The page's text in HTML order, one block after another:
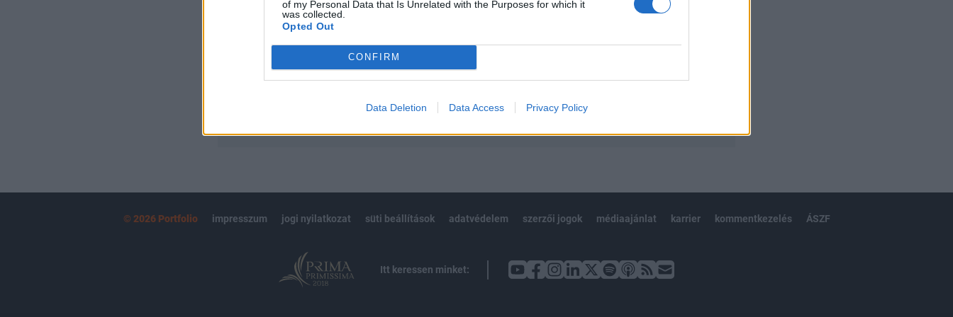
of my Personal Data that Is Unrelated with the Purposes for which it
was collected.
Opted Out
CONFIRM
Data Deletion Data Access Privacy Policy
Kötéslisták: BÉT elmúlt 2 év napon belüli
Előfizetés
© 2026 Portfolio impresszum jogi nyilatkozat süti beállítások adatvédelem szerzői jogok médiaajánlat karrier kommentkezelés ÁSZF
Itt keressen minket: